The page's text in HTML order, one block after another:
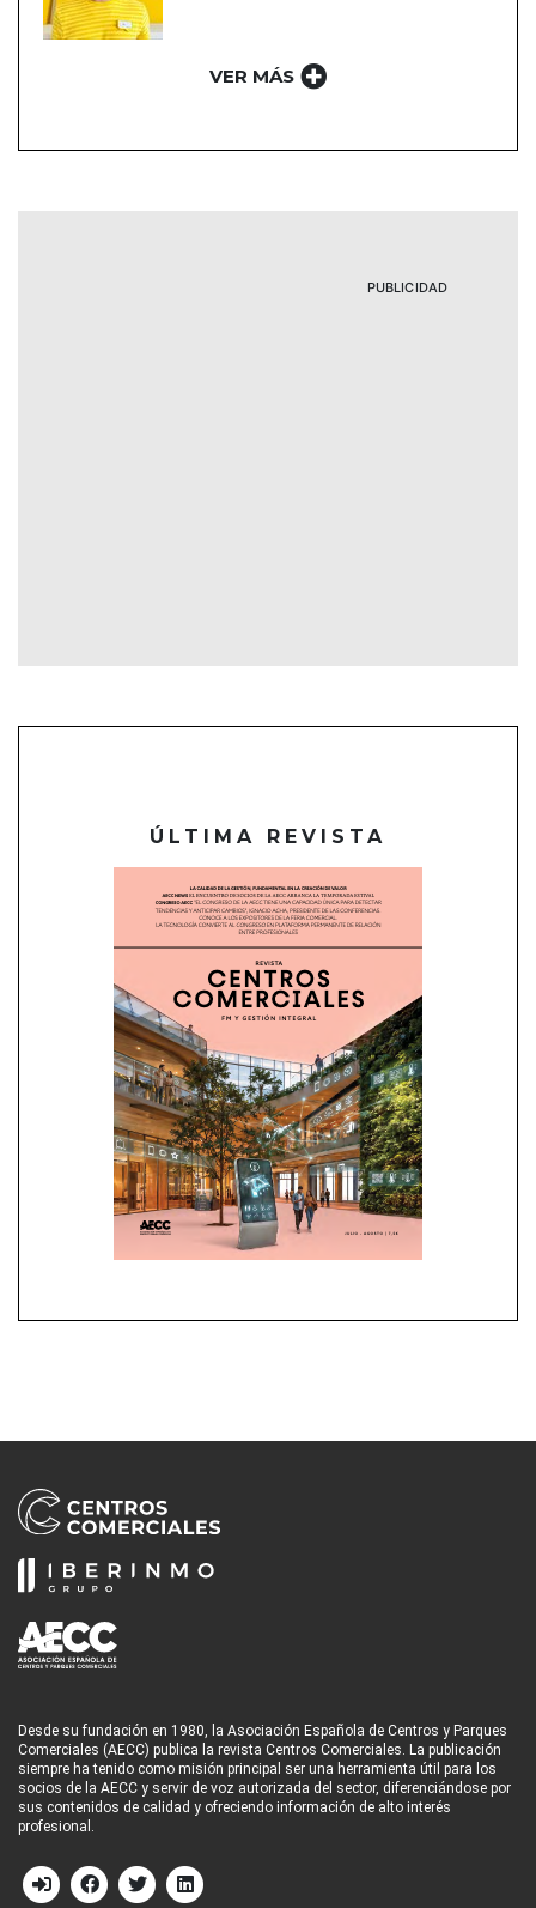
VER MÁS
PUBLICIDAD
ÚLTIMA REVISTA
Desde su fundación en 1980, la Asociación Española de Centros y Parques
Comerciales (AECC) publica la revista Centros Comerciales. La publicación
siempre ha tenido como misión principal ser una herramienta útil para los
socios de la AECC y servir de voz autorizada del sector, diferenciándose por
sus contenidos de calidad y ofreciendo información de alto interés
profesional.